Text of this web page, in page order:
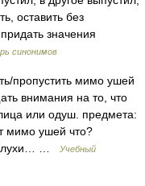
оставить без
значения
синонимов
пропустить мимо ушей
внимания на то, что
или одуш. предмета:
мимо ушей что?
…
Учебный